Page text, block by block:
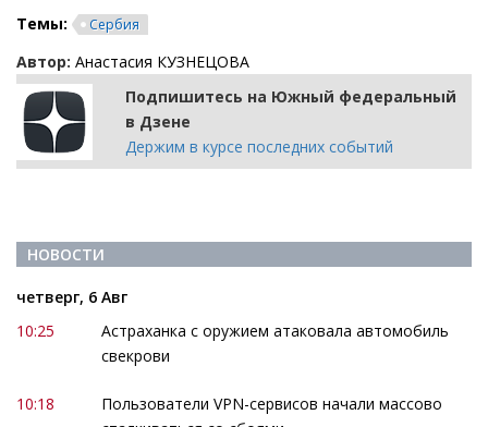
Темы:
Сербия
Автор: Анастасия КУЗНЕЦОВА
Подпишитесь на Южный федеральный
в Дзене
Держим в курсе последних событий
НОВОСТИ
четверг, 6 Авг
10:25
Астраханка с оружием атаковала автомобиль
свекрови
10:18
Пользователи VPN-сервисов начали массово